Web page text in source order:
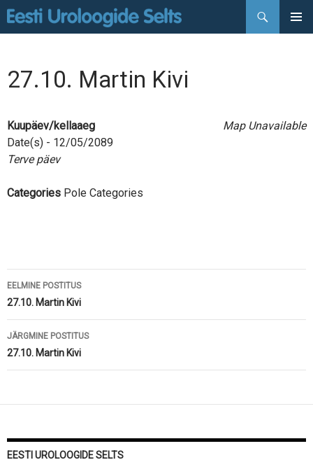
Otsi
27.10. Martin Kivi
Map Unavailable
Kuupäev/kellaaeg
Date(s) - 12/05/2089
Terve päev
Categories Pole Categories
Postituste
töölaud
EELMINE POSTITUS
27.10. Martin Kivi
JÄRGMINE POSTITUS
27.10. Martin Kivi
EESTI UROLOOGIDE SELTS